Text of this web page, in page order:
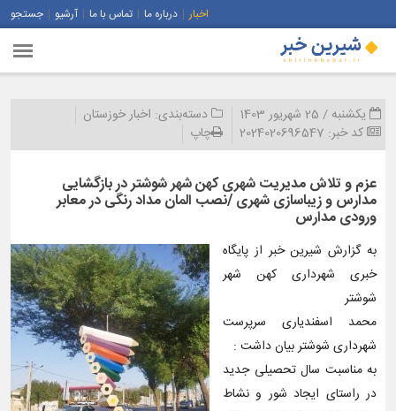
اخبار درباره ما تماس با ما آرشیو جستجو
یکشنبه / 25 شهریور 1403 دسته‌بندی: اخبار خوزستان
کد خبر: 2024020696547 چاپ
عزم و تلاش مدیریت شهری کهن شهر شوشتر در بازگشایی
مدارس و زیباسازی شهری /نصب المان مداد رنگی در معابر
ورودی مدارس
به گزارش شیرین خبر از پایگاه
خبری شهرداری کهن شهر
شوشتر
محمد اسفندیاری سرپرست
شهرداری شوشتر بیان داشت :
به مناسبت سال تحصیلی جدید
در راستای ایجاد شور و نشاط